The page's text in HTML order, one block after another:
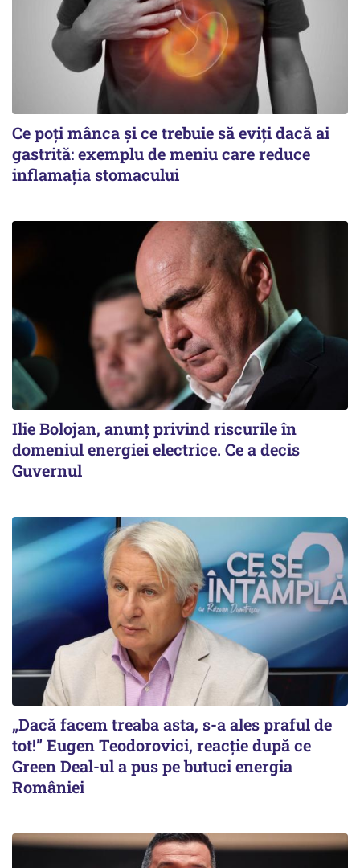
Ce poți mânca și ce trebuie să eviți dacă ai
gastrită: exemplu de meniu care reduce
inflamația stomacului
Ilie Bolojan, anunț privind riscurile în
domeniul energiei electrice. Ce a decis
Guvernul
„Dacă facem treaba asta, s-a ales praful de
tot!” Eugen Teodorovici, reacție după ce
Green Deal-ul a pus pe butuci energia
României